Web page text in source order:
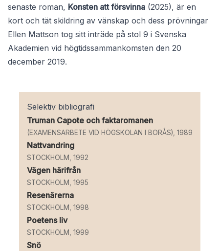
senaste roman, Konsten att försvinna (2025), är en
kort och tät skildring av vänskap och dess prövningar
Ellen Mattson tog sitt inträde på stol 9 i Svenska
Akademien vid högtidssammankomsten den 20
december 2019.
Selektiv bibliografi
Truman Capote och faktaromanen
(EXAMENSARBETE VID HÖGSKOLAN I BORÅS), 1989
Nattvandring
STOCKHOLM, 1992
Vägen härifrån
STOCKHOLM, 1995
Resenärerna
STOCKHOLM, 1998
Poetens liv
STOCKHOLM, 1999
Snö